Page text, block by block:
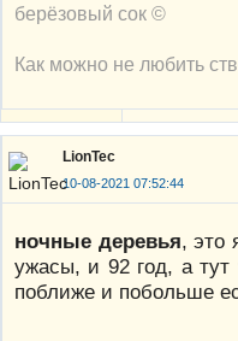
берёзовый сок ©
Как можно не любить
LionTec
10-08-2021 07:52:44
ночные деревья, это
ужасы, и 92 год, а
поближе и побольше